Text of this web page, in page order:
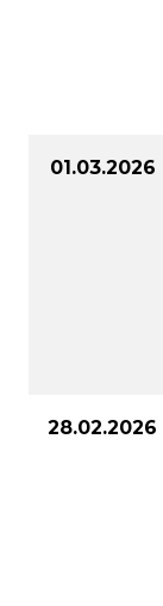
01.03.2026
28.02.2026